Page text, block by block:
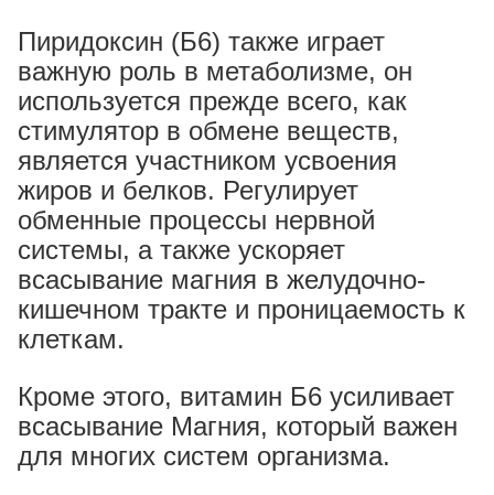
Пиридоксин (Б6) также играет
важную роль в метаболизме, он
используется прежде всего, как
стимулятор в обмене веществ,
является участником усвоения
жиров и белков. Регулирует
обменные процессы нервной
системы, а также ускоряет
всасывание магния в желудочно-
кишечном тракте и проницаемость к
клеткам.
Кроме этого, витамин Б6 усиливает
всасывание Магния, который важен
для многих систем организма.